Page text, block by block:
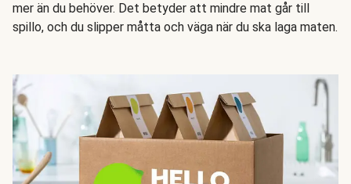
mer än du behöver. Det betyder att mindre mat går till
spillo, och du slipper måtta och väga när du ska laga maten.